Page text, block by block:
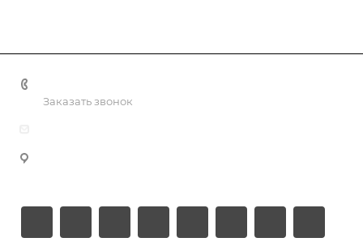
Заказать звонок